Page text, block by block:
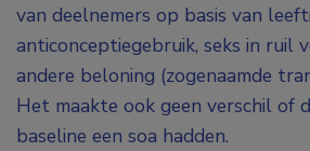
van deelnemers op basis van
anticonceptiegebruik, seks in ruil
andere beloning (zogenaamde
Het maakte ook geen verschil of
baseline een soa hadden.